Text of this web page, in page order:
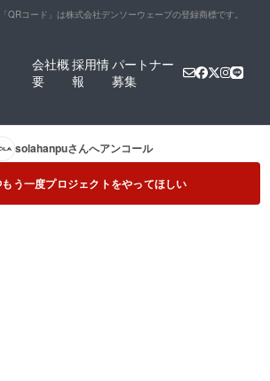
canvas最後
した。
「QRコード」は株式会社デンソーウェーブの登録商標です。
会社概
要
採用情
報
パートナー
募集
solahanpuさんへアンコール
もう一度プロジェクトをやってほしい